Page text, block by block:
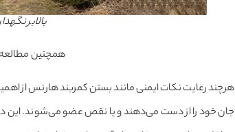
بالابر
همچنین مطالعه
هرچند رعایت نکات ایمنی مانند بستن کمربند هارنس از
جان خود را از دست می‌دهند و یا نقص عضو می­‌شوند. این